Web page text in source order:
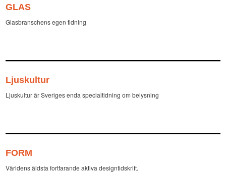
GLAS
Glasbranschens egen tidning
Ljuskultur
Ljuskultur är Sveriges enda specialtidning om belysning
FORM
Världens äldsta fortfarande aktiva designtidskrift.